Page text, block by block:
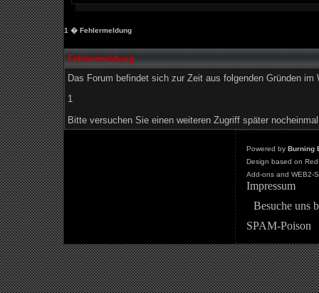
1 � Fehlermeldung
Fehlermeldung
Das Forum befindet sich zur Zeit aus folgenden Gründen im
1
Bitte versuchen Sie einen weiteren Zugriff später
Powered by Burning
Design based on
Add-ons and WEB2-
Impressum
Besuche uns
SPAM-Poison